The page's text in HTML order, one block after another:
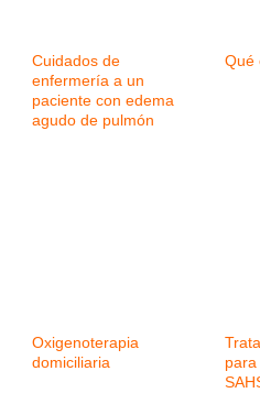
Cuidados de
enfermería a un
paciente con edema
agudo de pulmón
Qué
Oxigenoterapia
domiciliaria